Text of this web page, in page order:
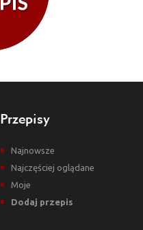
Przepisy
Najnowsze
Najczęściej oglądane
Moje
Dodaj przepis